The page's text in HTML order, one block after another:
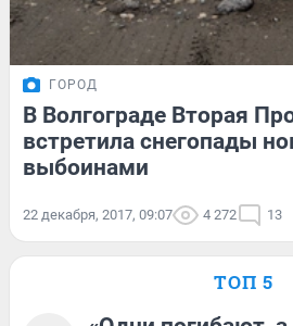
ГОРОД
В Волгограде Вторая
встретила снегопады
выбоинами
22 декабря, 2017, 09:07 4 272 13
ТОП 5